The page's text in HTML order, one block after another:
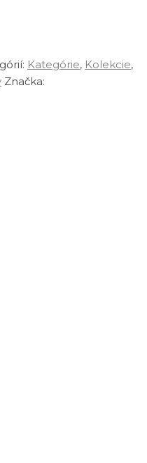
Kategórie, Kolekcie,
Značka: